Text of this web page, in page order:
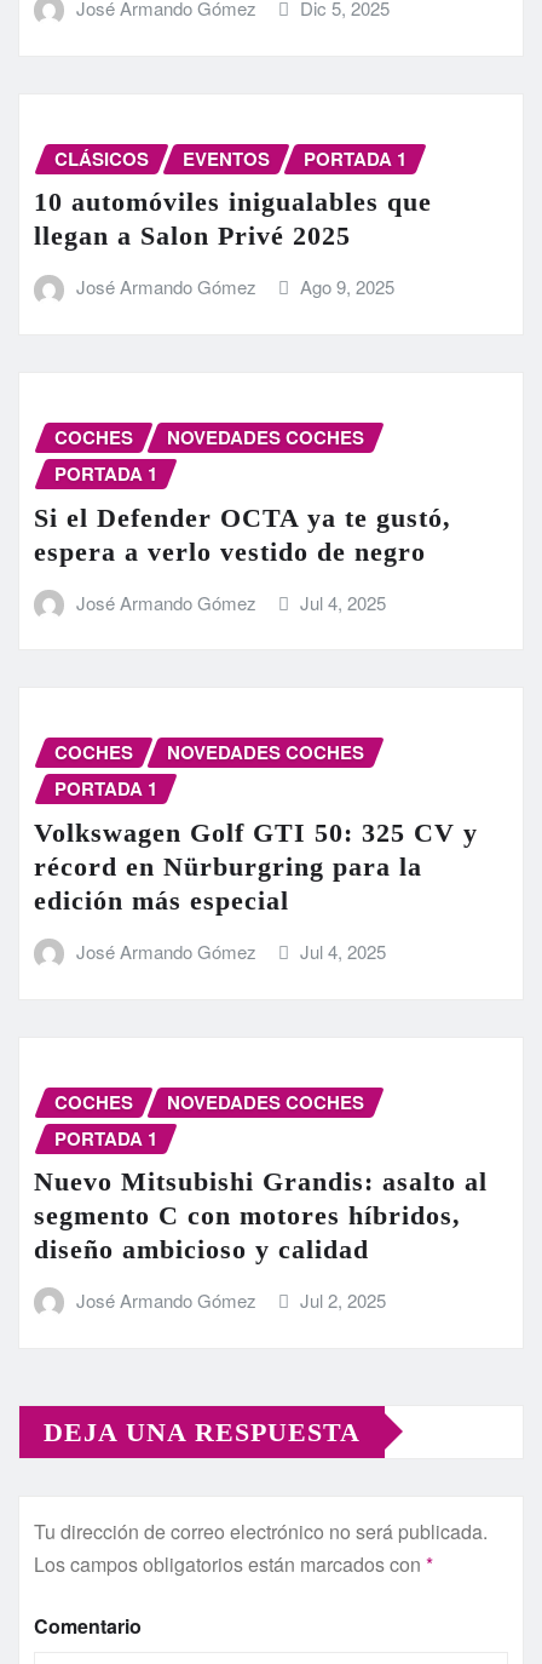
José Armando Gómez Dic 5, 2025
CLÁSICOS EVENTOS PORTADA 1
10 automóviles inigualables que
llegan a Salon Privé 2025
José Armando Gómez Ago 9, 2025
COCHES
NOVEDADES COCHES
PORTADA 1
Si el Defender OCTA ya te gustó,
espera a verlo vestido de negro
José Armando Gómez Jul 4, 2025
COCHES
NOVEDADES COCHES
PORTADA 1
Volkswagen Golf GTI 50: 325 CV y
récord en Nürburgring para la
edición más especial
José Armando Gómez Jul 4, 2025
COCHES
NOVEDADES COCHES
PORTADA 1
Nuevo Mitsubishi Grandis: asalto al
segmento C con motores híbridos,
diseño ambicioso y calidad
José Armando Gómez Jul 2, 2025
DEJA UNA RESPUESTA
Tu dirección de correo electrónico no será publicada.
Los campos obligatorios están marcados con *
Comentario